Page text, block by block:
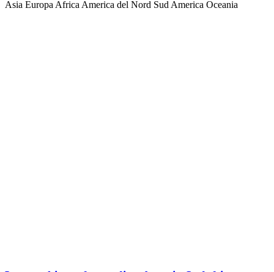
Asia Europa Africa America del Nord Sud America Oceania